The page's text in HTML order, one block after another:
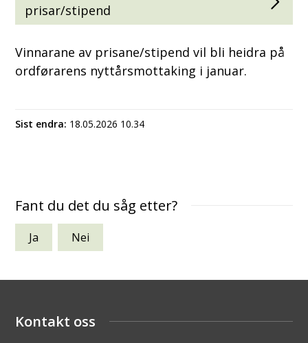
prisar/stipend
Vinnarane av prisane/stipend vil bli heidra på
ordførarens nyttårsmottaking i januar.
Sist endra 18.05.2026 10.34
Fant du det du såg etter?
Ja Nei
Kontakt oss